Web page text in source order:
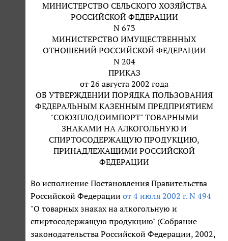
МИНИСТЕРСТВО СЕЛЬСКОГО ХОЗЯЙСТВА
РОССИЙСКОЙ ФЕДЕРАЦИИ
N 673
МИНИСТЕРСТВО ИМУЩЕСТВЕННЫХ
ОТНОШЕНИЙ РОССИЙСКОЙ ФЕДЕРАЦИИ
N 204
ПРИКАЗ
от 26 августа 2002 года
ОБ УТВЕРЖДЕНИИ ПОРЯДКА ПОЛЬЗОВАНИЯ
ФЕДЕРАЛЬНЫМ КАЗЕННЫМ ПРЕДПРИЯТИЕМ
"СОЮЗПЛОДОИМПОРТ" ТОВАРНЫМИ
ЗНАКАМИ НА АЛКОГОЛЬНУЮ И
СПИРТОСОДЕРЖАЩУЮ ПРОДУКЦИЮ,
ПРИНАДЛЕЖАЩИМИ РОССИЙСКОЙ
ФЕДЕРАЦИИ
Во исполнение Постановления Правительства
Российской Федерации от 4 июля 2002 г. N 494
"О товарных знаках на алкогольную и
спиртосодержащую продукцию" (Собрание
законодательства Российской Федерации, 2002,